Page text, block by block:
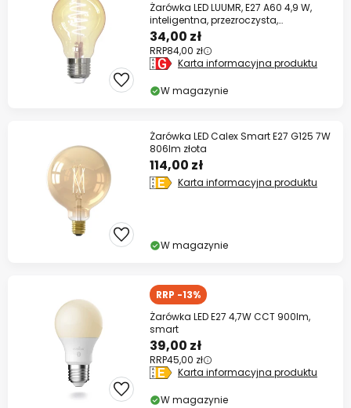
Żarówka LED LUUMR, E27 A60 4,9 W,
inteligentna, przezroczysta,
bursztynowa
34,00 zł
RRP84,00 zł
Karta informacyjna produktu
W magazynie
Żarówka LED Calex Smart E27 G125 7W
806lm złota
114,00 zł
Karta informacyjna produktu
W magazynie
RRP -13%
Żarówka LED E27 4,7W CCT 900lm,
smart
39,00 zł
RRP45,00 zł
Karta informacyjna produktu
W magazynie